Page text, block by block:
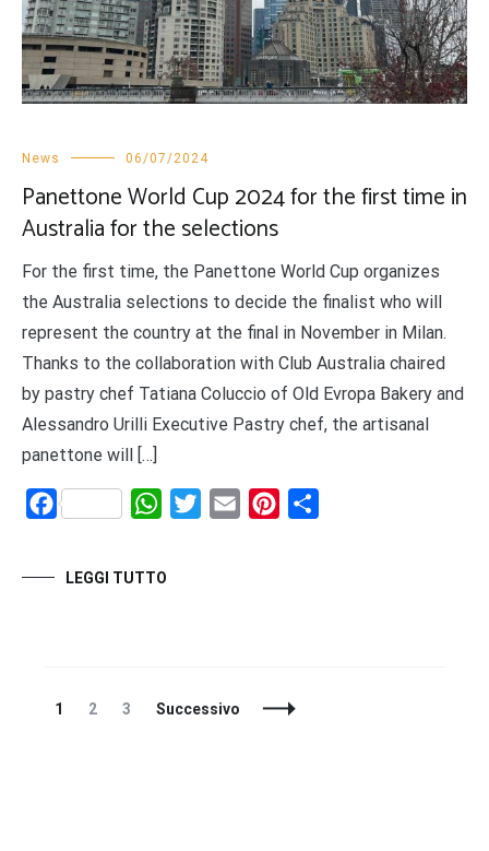
News 06/07/2024
Panettone World Cup 2024 for the first time in
Australia for the selections
For the first time, the Panettone World Cup organizes
the Australia selections to decide the finalist who will
represent the country at the final in November in Milan.
Thanks to the collaboration with Club Australia chaired
by pastry chef Tatiana Coluccio of Old Evropa Bakery and
Alessandro Urilli Executive Pastry chef, the artisanal
panettone will […]
Facebook WhatsAppTwitterEmail Pinterest
LEGGI TUTTO
Navigazione
Pagina
1 Pagina
2 Pagina
3 Successivo